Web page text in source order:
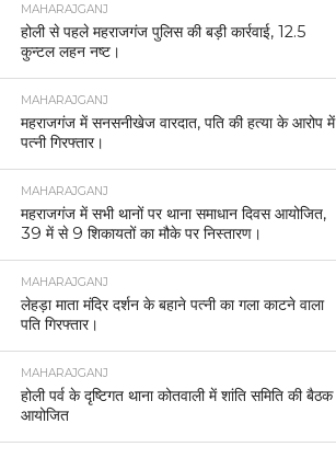
MAHARAJGANJ
होली से पहले महराजगंज पुलिस की बड़ी कार्रवाई, 12.5
कुन्टल लहन नष्ट।
MAHARAJGANJ
महराजगंज में सनसनीखेज वारदात, पति की हत्या के आरोप में
पत्नी गिरफ्तार।
MAHARAJGANJ
महराजगंज में सभी थानों पर थाना समाधान दिवस आयोजित,
39 में से 9 शिकायतों का मौके पर निस्तारण।
MAHARAJGANJ
लेहड़ा माता मंदिर दर्शन के बहाने पत्नी का गला काटने वाला
पति गिरफ्तार।
MAHARAJGANJ
होली पर्व के दृष्टिगत थाना कोतवाली में शांति समिति की बैठक
आयोजित